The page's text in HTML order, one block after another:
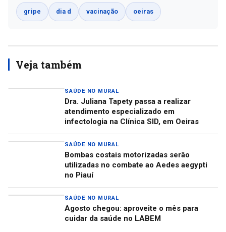
gripe dia d vacinação oeiras
Veja também
SAÚDE NO MURAL
Dra. Juliana Tapety passa a realizar
atendimento especializado em
infectologia na Clínica SID, em Oeiras
SAÚDE NO MURAL
Bombas costais motorizadas serão
utilizadas no combate ao Aedes aegypti
no Piauí
SAÚDE NO MURAL
Agosto chegou: aproveite o mês para
cuidar da saúde no LABEM